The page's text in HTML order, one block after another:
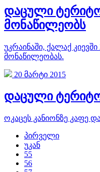
დაცული
მონაწილეობს
უკრაინაში, ქალაქ
მონაწილეობას.
20 მარტი 2015
დაცული
ოკაცეს კანიონზე კაფე
პირველი
უკან
55
56